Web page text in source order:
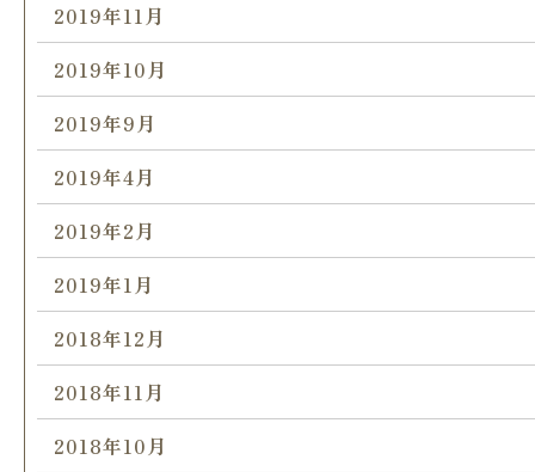
2019年11月
2019年10月
2019年9月
2019年4月
2019年2月
2019年1月
2018年12月
2018年11月
2018年10月